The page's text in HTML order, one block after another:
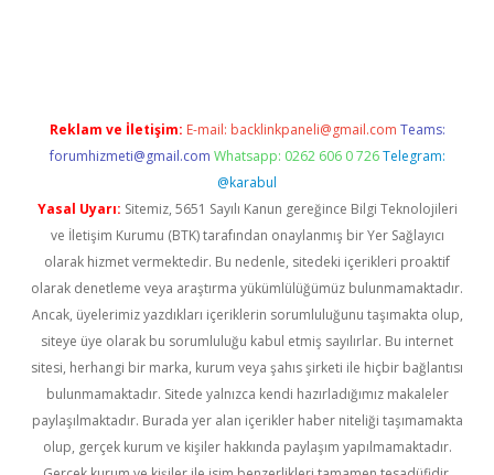
Reklam ve İletişim: E-mail: backlinkpaneli@gmail.com Teams:
forumhizmeti@gmail.com Whatsapp: 0262 606 0 726 Telegram:
@karabul
Yasal Uyarı: Sitemiz, 5651 Sayılı Kanun gereğince Bilgi Teknolojileri
ve İletişim Kurumu (BTK) tarafından onaylanmış bir Yer Sağlayıcı
olarak hizmet vermektedir. Bu nedenle, sitedeki içerikleri proaktif
olarak denetleme veya araştırma yükümlülüğümüz bulunmamaktadır.
Ancak, üyelerimiz yazdıkları içeriklerin sorumluluğunu taşımakta olup,
siteye üye olarak bu sorumluluğu kabul etmiş sayılırlar. Bu internet
sitesi, herhangi bir marka, kurum veya şahıs şirketi ile hiçbir bağlantısı
bulunmamaktadır. Sitede yalnızca kendi hazırladığımız makaleler
paylaşılmaktadır. Burada yer alan içerikler haber niteliği taşımamakta
olup, gerçek kurum ve kişiler hakkında paylaşım yapılmamaktadır.